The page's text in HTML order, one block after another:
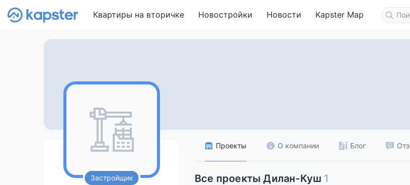
Квартиры на вторичке Новостройки Новости Kapster Map
Застройщик
Проекты О компании Блог
Все проекты Дилан-Куш 1